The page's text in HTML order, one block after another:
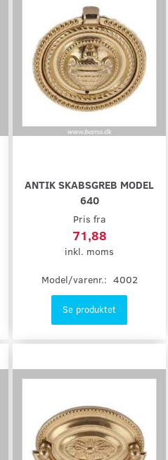
ANTIK SKABSGREB MODEL
640
Pris fra
71,88
inkl. moms
Model/varenr.: 4002
Se produktet